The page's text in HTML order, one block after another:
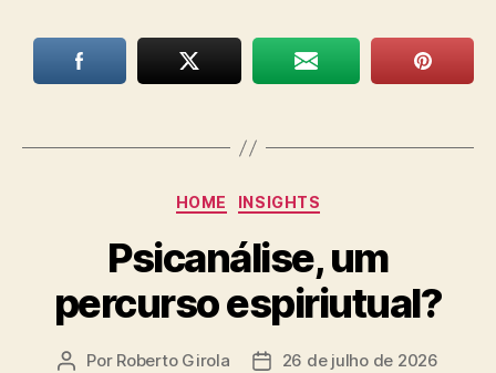
Categorias
HOME INSIGHTS
Psicanálise, um
percurso espiriutual?
Autor
Por Roberto Girola
Data26 de julho de 2026